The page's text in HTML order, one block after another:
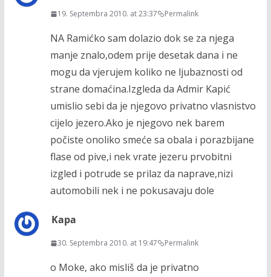
19. Septembra 2010. at 23:37 Permalink
NA Ramićko sam dolazio dok se za njega
manje znalo,odem prije desetak dana i ne
mogu da vjerujem koliko ne ljubaznosti od
strane domaćina.Izgleda da Admir Kapić
umislio sebi da je njegovo privatno vlasnistvo
cijelo jezero.Ako je njegovo nek barem
počiste onoliko smeće sa obala i porazbijane
flase od pive,i nek vrate jezeru prvobitni
izgled i potrude se prilaz da naprave,nizi
automobili nek i ne pokusavaju dole
Kapa
30. Septembra 2010. at 19:47 Permalink
o Moke, ako misliš da je privatno